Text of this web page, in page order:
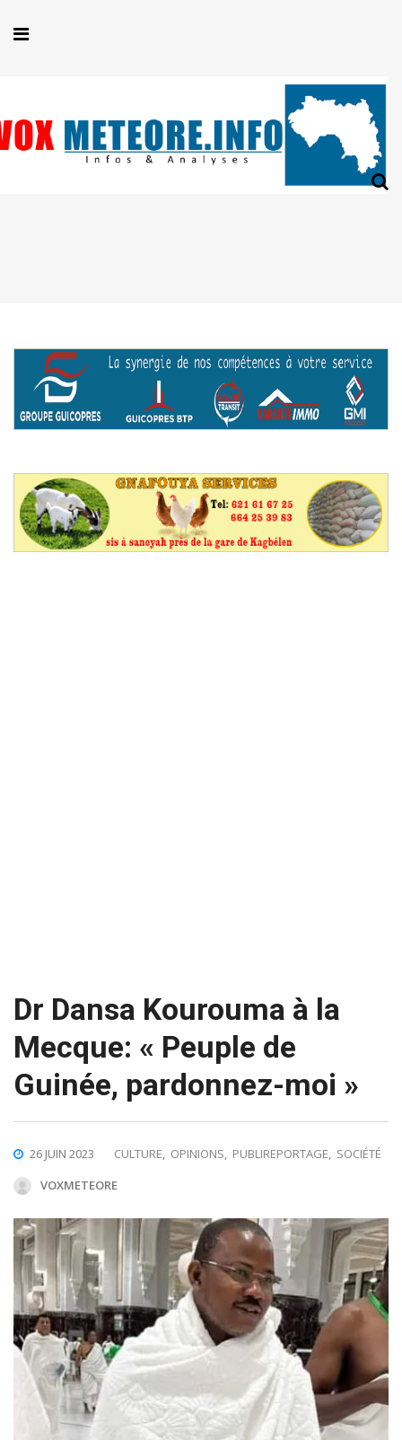
Dr Dansa Kourouma à la
Mecque: « Peuple de
Guinée, pardonnez-moi »
26 JUIN 2023 CULTURE OPINIONS PUBLIREPORTAGE
SOCIÉTÉ
VOXMETEORE